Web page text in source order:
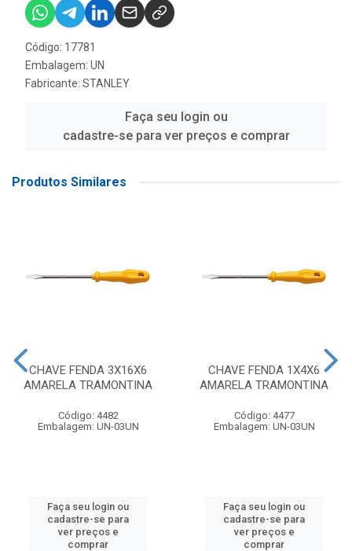
Código: 17781
Embalagem: UN
Fabricante: STANLEY
Faça seu login ou
cadastre-se para ver preços e comprar
Produtos Similares
CHAVE FENDA 3X16X6
AMARELA TRAMONTINA
Código: 4482
Embalagem: UN-03UN
Faça seu login ou
cadastre-se para
ver preços e
comprar
CHAVE FENDA 1X4X6
AMARELA TRAMONTINA
Código: 4477
Embalagem: UN-03UN
Faça seu login ou
cadastre-se para
ver preços e
comprar